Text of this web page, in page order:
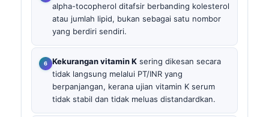
alpha-tocopherol ditafsir berbanding kolesterol
atau jumlah lipid, bukan sebagai satu nombor
yang berdiri sendiri.
Kekurangan vitamin K sering dikesan secara
tidak langsung melalui PT/INR yang
berpanjangan, kerana ujian vitamin K serum
tidak stabil dan tidak meluas distandardkan.